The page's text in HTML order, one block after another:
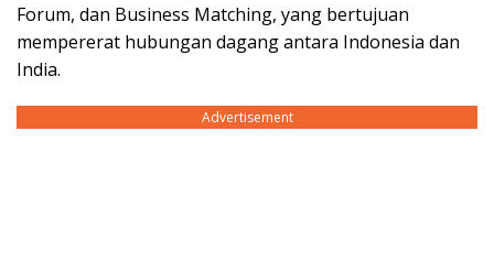
Forum, dan Business Matching, yang bertujuan
mempererat hubungan dagang antara Indonesia dan
India.
Advertisement